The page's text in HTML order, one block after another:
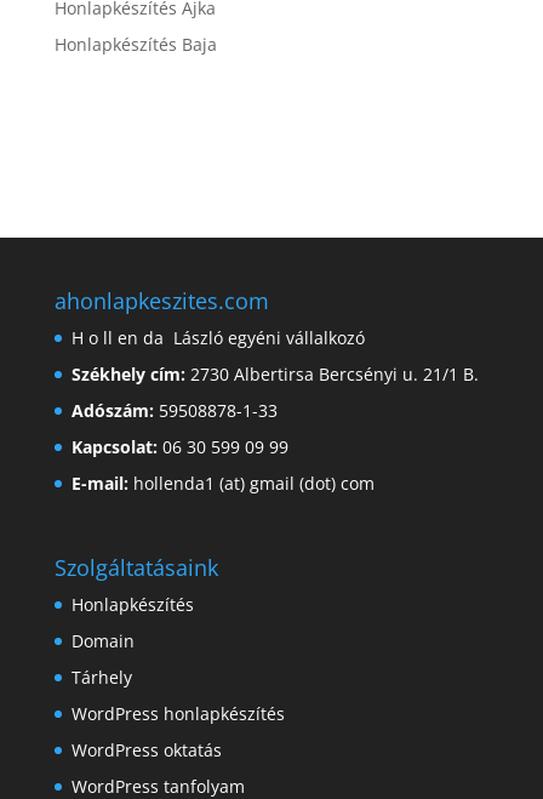
Honlapkészítés Ajka
Honlapkészítés Baja
ahonlapkeszites.com
H o ll en da László egyéni vállalkozó
Székhely cím:2730 Albertirsa Bercsényi u. 21/1 B.
Adószám:59508878-1-33
Kapcsolat:06 30 599 09 99
E-mail:hollenda1 (at) gmail (dot) com
Szolgáltatásaink
Honlapkészítés
Domain
Tárhely
WordPress honlapkészítés
WordPress oktatás
WordPress tanfolyam